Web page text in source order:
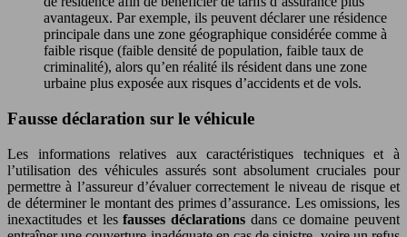
avantageux. Par exemple, ils peuvent déclarer une résidence
principale dans une zone géographique considérée comme à
faible risque (faible densité de population, faible taux de
criminalité), alors qu’en réalité ils résident dans une zone
urbaine plus exposée aux risques d’accidents et de vols.
Fausse déclaration sur le véhicule
Les informations relatives aux caractéristiques techniques et à
l’utilisation des véhicules assurés sont absolument cruciales pour
permettre à l’assureur d’évaluer correctement le niveau de risque et
de déterminer le montant des primes d’assurance. Les omissions, les
inexactitudes et lesfausses déclarations dans ce domaine peuvent